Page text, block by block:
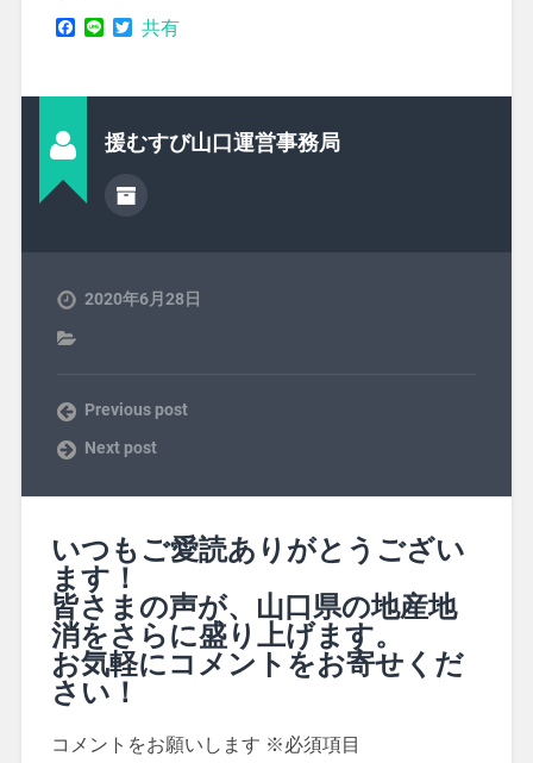
Facebook
LineTwitter
共有
援むすび山口運営事務局
2020年6月28日
Previous post
Next post
いつもご愛読ありがとうござい
ます！
皆さまの声が、山口県の地産地
消をさらに盛り上げます。
お気軽にコメントをお寄せくだ
さい！
コメントをお願いします ※必須項目